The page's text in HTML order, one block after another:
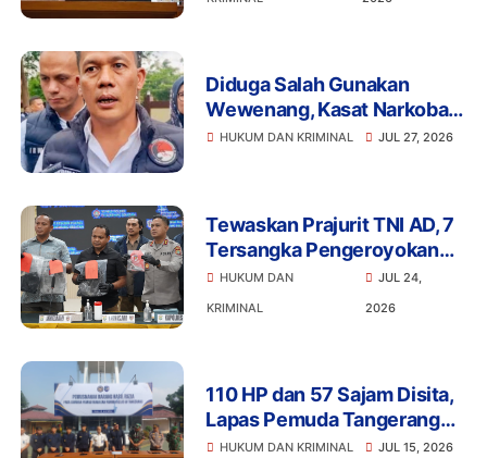
Diduga Salah Gunakan
Wewenang, Kasat Narkoba
Polres Tangsel dan 6
HUKUM DAN KRIMINAL JUL 27, 2026
Tewaskan Prajurit TNI AD, 7
Tersangka Pengeroyokan
Terancam Penjara Seumur
Hidup
HUKUM DAN
KRIMINAL
JUL 24,
2026
110 HP dan 57 Sajam Disita,
Lapas Pemuda Tangerang
Perketat Pengawasan
HUKUM DAN KRIMINAL JUL 15, 2026